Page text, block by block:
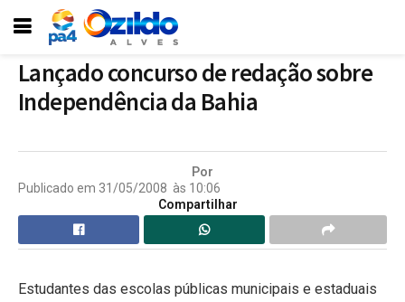
Lançado concurso de redação sobre
Independência da Bahia
Por
Publicado em 31/05/2008 às 10:06
Compartilhar
Estudantes das escolas públicas municipais e estaduais